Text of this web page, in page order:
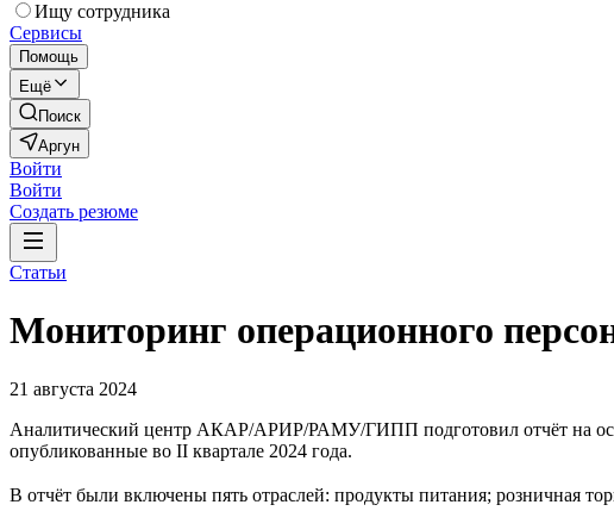
Ищу сотрудника
Сервисы
Помощь
Ещё
Поиск
Аргун
Войти
Войти
Создать резюме
Статьи
Мониторинг операционного
21 августа 2024
Аналитический центр АКАР/АРИР/РАМУ/ГИПП подготовил отчёт на
опубликованные во II квартале 2024 года.
В отчёт были включены пять отраслей: продукты питания; розничная